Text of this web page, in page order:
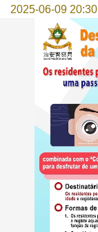
2025-06-09 20:30